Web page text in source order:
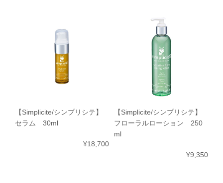
【Simplicite/シンプリシテ】
セラム 30ml
¥18,700
【Simplicite/シンプリシテ】
フローラルローション 250
ml
¥9,350